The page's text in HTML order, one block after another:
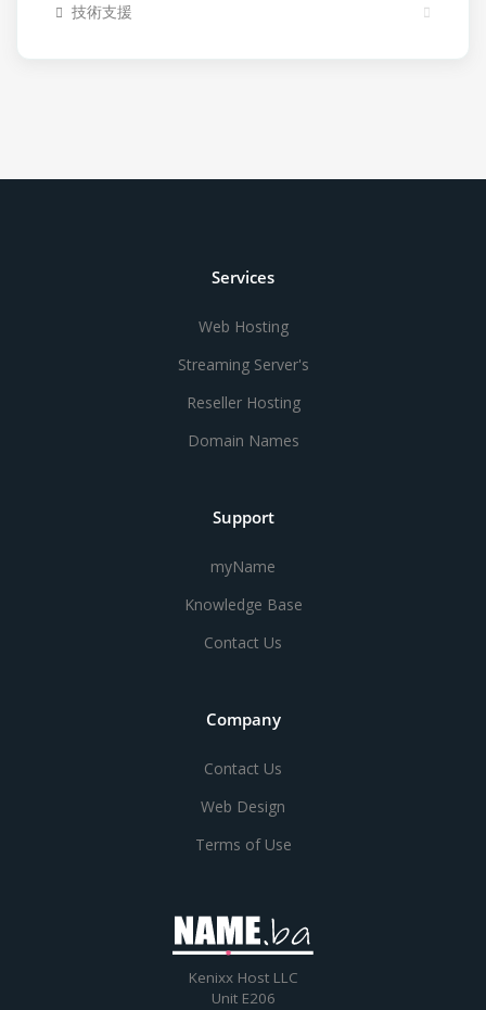
技術支援
Services
Web Hosting
Streaming Server's
Reseller Hosting
Domain Names
Support
myName
Knowledge Base
Contact Us
Company
Contact Us
Web Design
Terms of Use
Kenixx Host LLC
Unit E206